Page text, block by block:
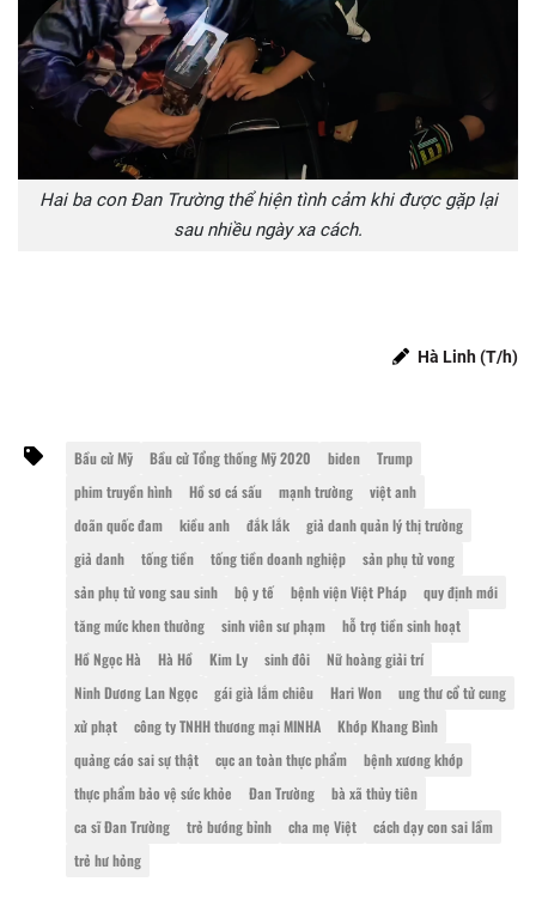
Hai ba con Đan Trường thể hiện tình cảm khi được gặp lại
sau nhiều ngày xa cách.
Hà Linh (T/h)
Bầu cử Mỹ Bầu cử Tổng thống Mỹ 2020 biden
Trump
phim truyền hình
Hồ sơ cá sấu mạnh trường
việt anh
doãn quốc đam
kiều anh đắk lắk
giả danh quản lý thị trường
giả danh
tống tiền tống tiền doanh nghiệp
sản phụ tử vong
sản phụ tử vong sau sinh
bộ y tế bệnh viện Việt Pháp
quy định mới
tăng mức khen thưởng
sinh viên sư phạm
hỗ trợ tiền sinh hoạt
Hồ Ngọc Hà
Hà Hồ Kim Ly sinh đôi
Nữ hoàng giải trí
Ninh Dương Lan Ngọc
gái già lắm chiêu Hari Won
ung thư cổ tử cung
xử phạt
công ty TNHH thương mại MINHA
Khớp Khang Bình
quảng cáo sai sự thật
cục an toàn thực phẩm
bệnh xương khớp
thực phẩm bảo vệ sức khỏe
Đan Trường
bà xã thủy tiên
ca sĩ Đan Trường
trẻ bướng bỉnh cha mẹ Việt
cách dạy con sai lầm
trẻ hư hỏng